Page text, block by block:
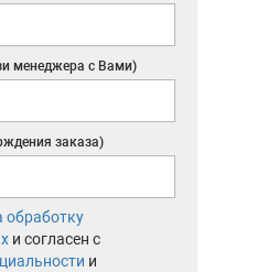
менеджера с Вами)
заказа)
обработку
и согласен с
и